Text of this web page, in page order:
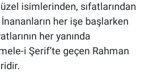
isimlerinden, sıfatlarından
her işe başlarken
her yanında
i Şerif’te geçen Rahman